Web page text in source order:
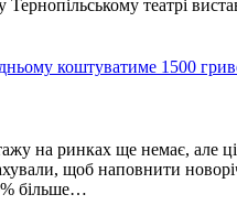
театрі
коштуватиме 1500
на ринках ще немає, але
щоб наповнити
більше…